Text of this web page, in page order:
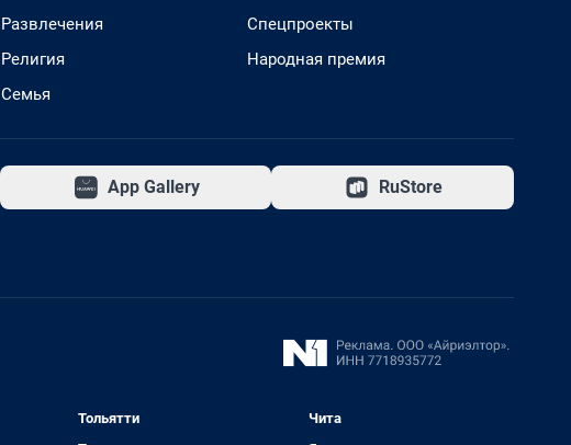
Развлечения
Религия
Семья
Спецпроекты
Народная премия
App Gallery RuStore
Тольятти
Чита